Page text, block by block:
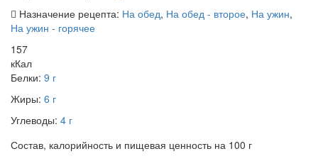
Назначение рецепта: На обед, На обед - второе, На ужин,
На ужин - горячее
157
кКал
Белки: 9 г
Жиры: 6 г
Углеводы: 4 г
Состав, калорийность и пищевая ценность на 100 г